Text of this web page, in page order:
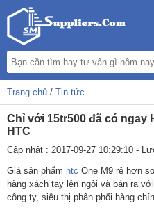
Trang chủ / Tin tức
Chỉ với 15tr500 đã có ngay
HTC
Cập nhật : 2017-09-27 10:29:10 -
Giá sản phẩm htc One M9 rẻ hơn
hàng xách tay lên ngôi và bán ra
công ty, siêu thị phân phối hàng